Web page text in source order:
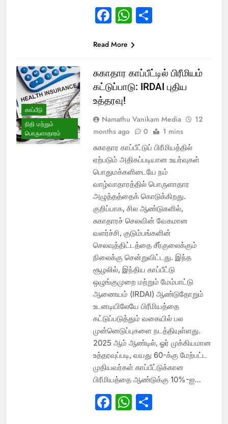
Facebook
WhatsApp
Share
Read More
காப்பீடு
நிதி மற்றும்
பொருளாதாரம்
சுகாதார காப்பீட்டில் பிரீமியம்
கட்டுப்பாடு: IRDAI புதிய
உத்தரவு!
Namathu Vanikam Media
12
months ago
0 1 mins
சுகாதார காப்பீட்டுப் பிரீமியத்தில்
ஏற்படும் அதிகப்படியான உயர்வுகள்
பொதுமக்களிடையே நம்
வாழ்வாதாரத்தில் பொருளாதார
அழுத்தத்தைக் கொடுக்கிறது.
குறிப்பாக, சில ஆண்டுகளில்,
சுகாதாரச் செலவின் வேகமான
வளர்ச்சி, குடும்பங்களின்
செலவுத்திட்டத்தை சீர்குலைக்கும்
நிலைக்கு சென்றுவிட்டது. இந்த
சூழலில், இந்திய காப்பீட்டு
ஒழுங்குமுறை மற்றும் மேம்பாட்டு
ஆணையம் (IRDAI) ஆண்டுதோறும்
உடனடியிலேயே பிரீமியத்தை
கட்டுப்படுத்தும் வகையில் பல
முன்னெடுப்புகளை நடத்தியுள்ளது.
2025 ஆம் ஆண்டில், ஓர் முக்கியமான
உத்தரவுப்படி, வயது 60-க்கு மேற்பட்ட
முதியவர்கள் காப்பீட்டுக்கான
பிரீமியத்தை ஆண்டுக்கு 10%-ஐ…
Facebook
WhatsApp
Share